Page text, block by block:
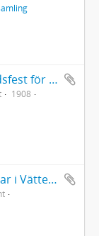
Folkskolans i Falun högtidsfest för Selma Lagerlöf då hon fyllde 50 år 1908 20 november
1908
Fotoalbum: Ellen Key badar i Vättern, med vänster hand på sten